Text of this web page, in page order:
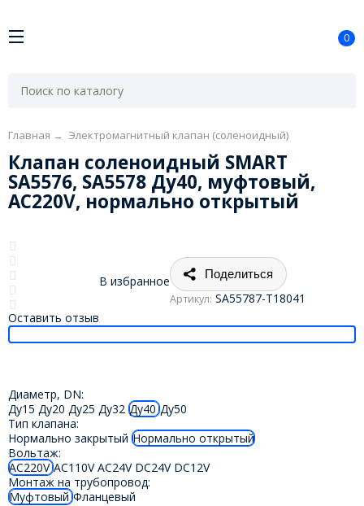
0
Главная → Электромагнитный клапан (соленоидный)
Клапан соленоидный SMART
SA5576, SA5578 Ду40, муфтовый,
AC220V, нормально открытый
Оставить отзыв
В избранное
Поделиться
Артикул: SA55787-T18041
Диаметр, DN:
Ду15 Ду20 Ду25 Ду32 Ду40Ду50
Тип клапана:
Нормально закрытый Нормально открытый
Вольтаж:
AC220VAC110VAC24V DC24V DC12V
Монтаж на трубопровод:
МуфтовыйФланцевый